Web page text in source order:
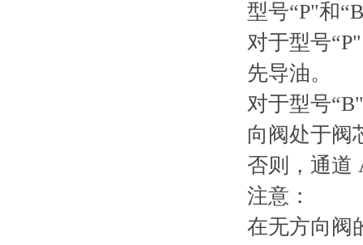
型号“P"和
对于型号
先导油。
对于型号
向阀处于阀
否则，通道
注意：
在无方向阀